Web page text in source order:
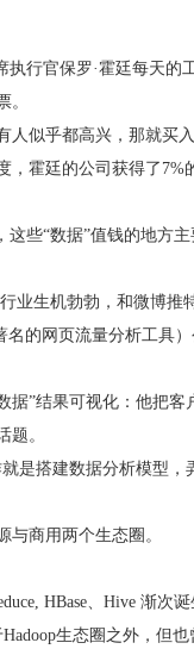
执行官保罗·霍廷每天
。
人似乎都高兴，那就买
霍廷的公司获得了7%
这些“数据”值钱的地方
业生机勃勃，和微博
名的网页流量分析工
据”结果可视化：他把
题。
是搭建数据分析模型，
与商用两个生态圈。
HBase、Hive 渐次
生态圈之外，但也